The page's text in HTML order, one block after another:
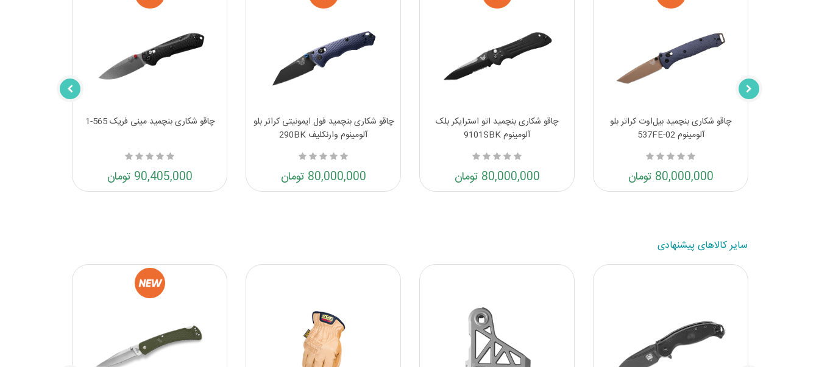
چاقو شکاری بنچمید مینی فریک 565-1
90,405,000 تومان
چاقو شکاری بنچمید فول ایمونیتی کراتر بلو
آلومینوم وارنکلیف 290BK
80,000,000 تومان
چاقو شکاری بنچمید اتو استرایکر بلک
آلومینوم 9101SBK
80,000,000 تومان
چاقو شکاری بنچمید بیل‌اوت کراتر بلو
آلومینوم 537FE-02
80,000,000 تومان
سایر کالاهای پیشنهادی